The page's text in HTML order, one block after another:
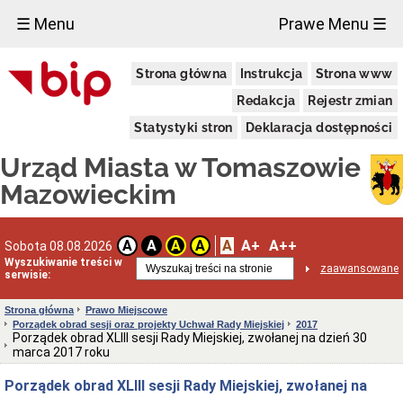
☰ Menu Prawe Menu ☰
Strona główna Instrukcja
Strona www
Redakcja
Rejestr zmian
Statystyki stron
Deklaracja dostępności
Urząd Miasta w Tomaszowie
Mazowieckim
Sobota 08.08.2026 A A A A A A+ A++
Wyszukiwanie treści w
serwisie:
zaawansowane
Miasto
Pieczęcie
Granice
miasta
Statut
Miasta
Władze
Miasta
Prezydent
zastępcy
Rada
Miejska
2024-
Prezydium
Strona główna
Prawo Miejscowe
Porządek obrad sesji oraz projekty Uchwał Rady Miejskiej
2017
Porządek obrad XLIII sesji Rady Miejskiej, zwołanej na dzień 30
marca 2017 roku
Porządek obrad XLIII sesji Rady Miejskiej, zwołanej na
×